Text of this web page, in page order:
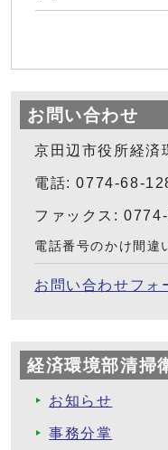
お問い合わせ
京田辺市役所経済
電話: 0774-68-
ファックス:
電話番号のかけ間違
お問い合わせフォ
経済環境部清掃
お知らせ
事務分掌